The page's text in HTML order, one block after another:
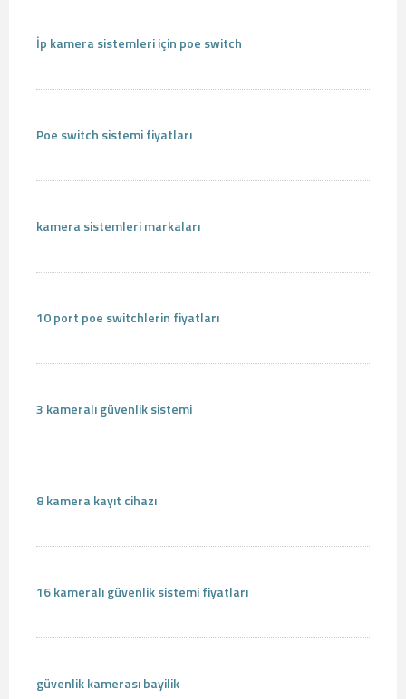
İp kamera sistemleri için poe switch
Poe switch sistemi fiyatları
kamera sistemleri markaları
10 port poe switchlerin fiyatları
3 kameralı güvenlik sistemi
8 kamera kayıt cihazı
16 kameralı güvenlik sistemi fiyatları
güvenlik kamerası bayilik